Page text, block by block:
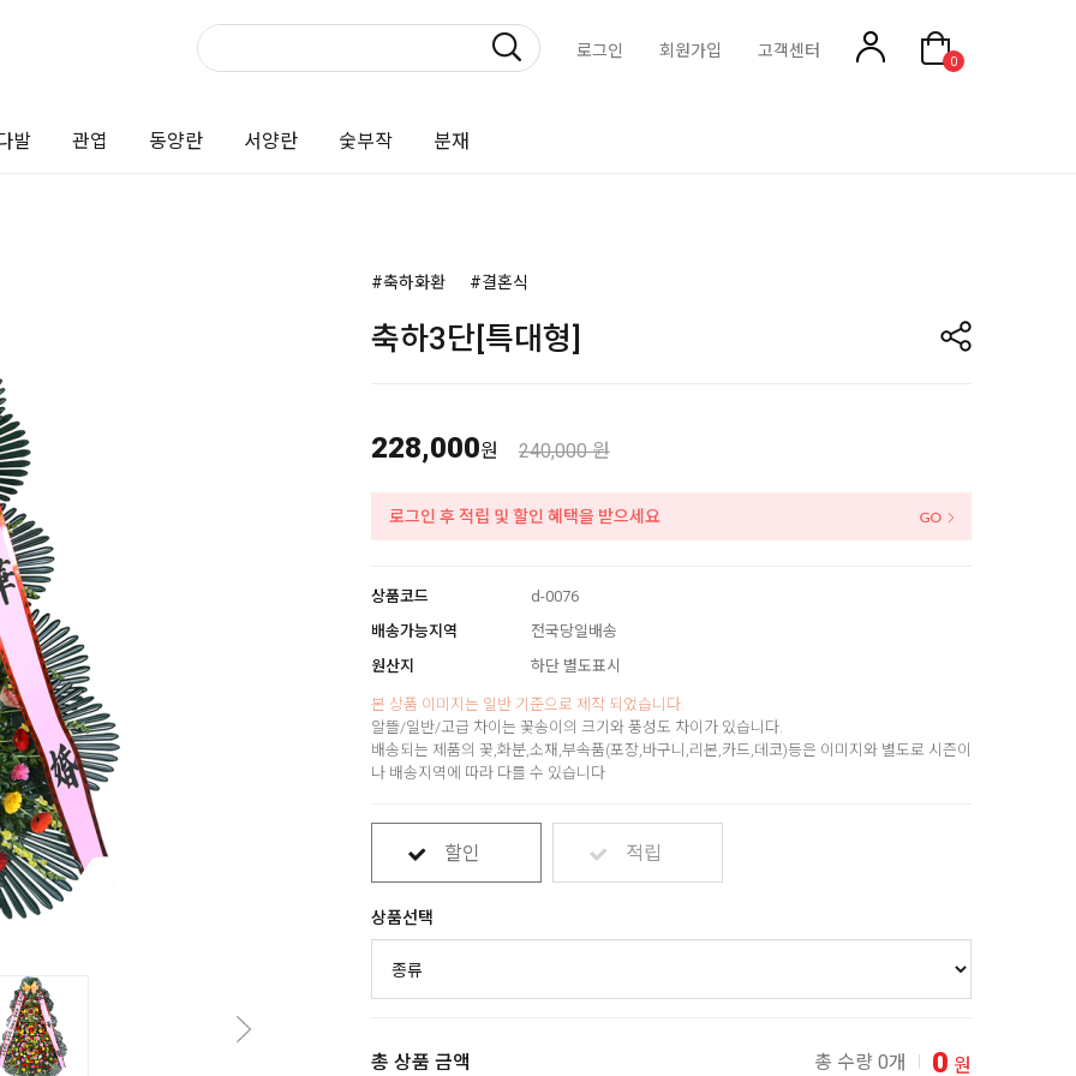
로그인 회원가입 고객센터
0
발 관엽 동양란 서양란 숯부작 분재
#축하화환 #결혼식
축하3단[특대형]
228,000원 240,000 원
로그인 후 적립 및 할인 혜택을 받으세요
상품코드
d-0076
배송가능지역
전국당일배송
원산지
하단 별도표시
본 상품 이미지는 일반 기준으로 제작 되었습니다.
알뜰/일반/고급 차이는 꽃송이의 크기와 풍성도 차이가 있습니다.
배송되는 제품의 꽃,화분,소재,부속품(포장,바구니,리본,카드,데코)등은 이미지와 별도로 시즌이
나 배송지역에 따라 다를 수 있습니다
할인 적립
상품선택
총 상품 금액 총 수량 0개 0 원